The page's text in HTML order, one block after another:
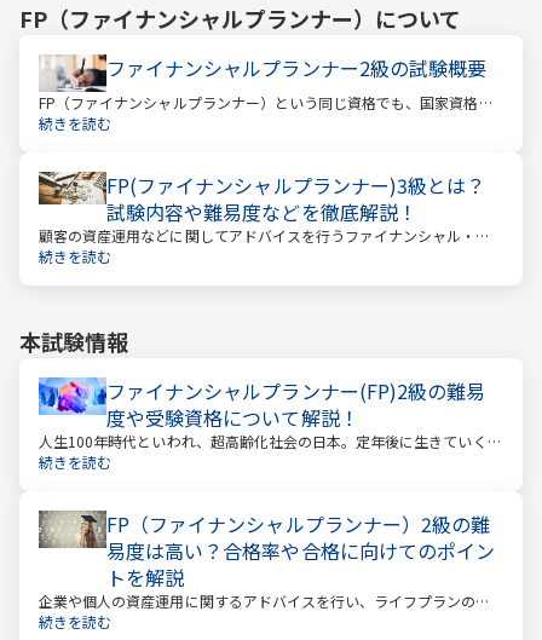
FP（ファイナンシャルプランナー） について
ファイナンシャルプランナー2級の試験概要
FP（ファイナンシャルプランナー）という同じ資格でも、国家資格と
民間資格の2種類にわかれています。
続きを読む
FP(ファイナンシャルプランナー)3級とは？
試験内容や難易度などを徹底解説！
顧客の資産運用などに関してアドバイスを行うファイナンシャル・プ
ランナー。このファイナンシャル・プランナーとして働くときに、大
続きを読む
本試験情報
ファイナンシャルプランナー(FP)2級の難易
度や受験資格について解説！
人生100年時代といわれ、超高齢化社会の日本。定年後に生きていく時
間も当然長くなっています。今どんな年齢の人でも、安心して暮らし
続きを読む
FP（ファイナンシャルプランナー）2級の難
易度は高い？合格率や合格に向けてのポイン
トを解説
企業や個人の資産運用に関するアドバイスを行い、ライフプランの設
計を提案するファイナンシャルプランナー。
続きを読む